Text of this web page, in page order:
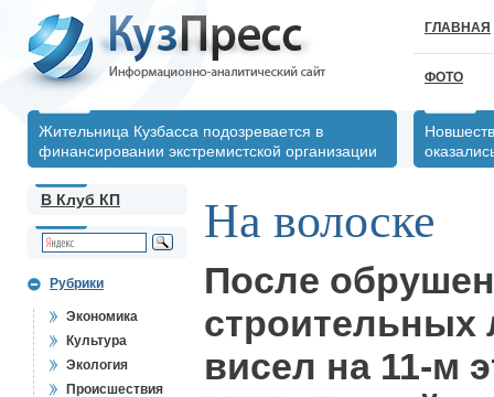
ГЛАВНАЯ
ФОТО
Жительница Кузбасса подозревается в
финансировании экстремистской организации
В Клуб КП
Рубрики
Экономика
Культура
Экология
Происшествия
На волоске
После
строительных
висел на 11-м